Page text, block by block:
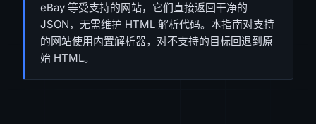
eBay 等受支持的网站，它们直接返回干净的
JSON，无需维护 HTML 解析代码。本指南对支持
的网站使用内置解析器，对不支持的目标回退到原
始 HTML。